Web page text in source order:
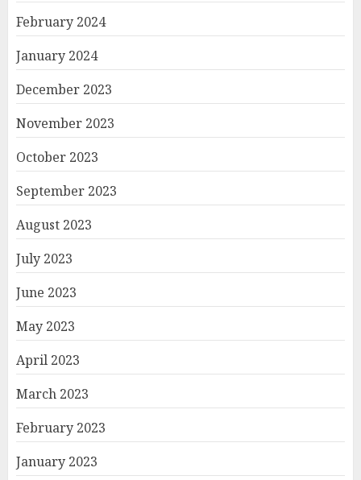
February 2024
January 2024
December 2023
November 2023
October 2023
September 2023
August 2023
July 2023
June 2023
May 2023
April 2023
March 2023
February 2023
January 2023